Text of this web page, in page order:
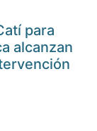
para
alcanzan